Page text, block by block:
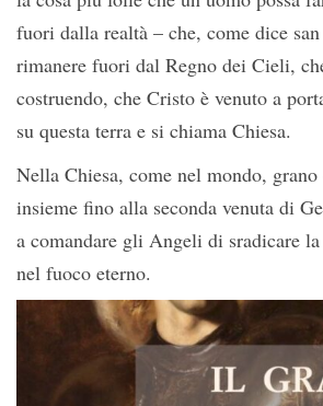
fuori dalla realtà – che, come dice
rimanere fuori dal Regno dei Cieli,
costruendo, che Cristo è venuto a
su questa terra e si chiama Chiesa.
Nella Chiesa, come nel mondo,
insieme fino alla seconda venuta di
a comandare gli Angeli di sradicare
nel fuoco eterno.